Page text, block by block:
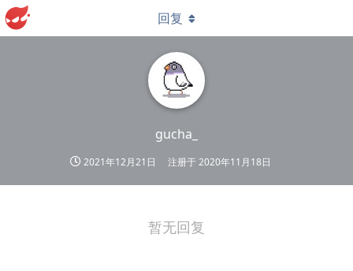
gucha_
2021年12月21日 注册于2020年11月18日
回复
暂无回复